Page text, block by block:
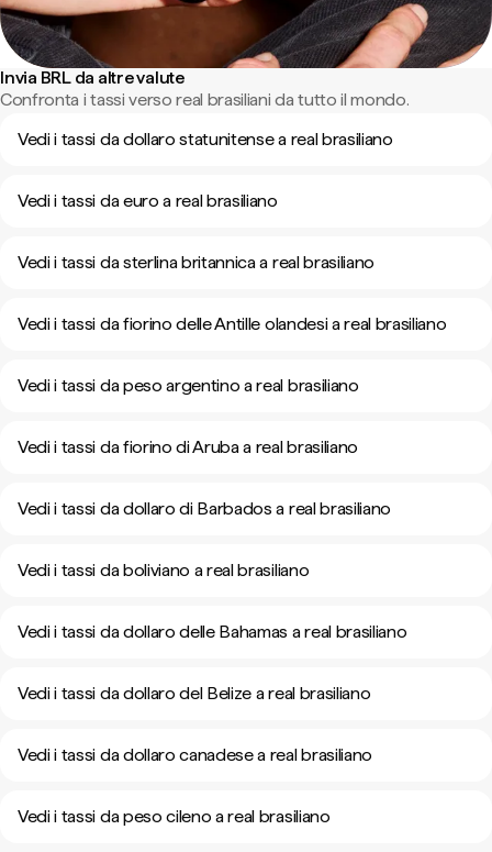
Invia BRL da altre valute
Confronta i tassi verso real brasiliani da tutto il mondo.
Vedi i tassi da dollaro statunitense a real brasiliano
Vedi i tassi da euro a real brasiliano
Vedi i tassi da sterlina britannica a real brasiliano
Vedi i tassi da fiorino delle Antille olandesi a real brasiliano
Vedi i tassi da peso argentino a real brasiliano
Vedi i tassi da fiorino di Aruba a real brasiliano
Vedi i tassi da dollaro di Barbados a real brasiliano
Vedi i tassi da boliviano a real brasiliano
Vedi i tassi da dollaro delle Bahamas a real brasiliano
Vedi i tassi da dollaro del Belize a real brasiliano
Vedi i tassi da dollaro canadese a real brasiliano
Vedi i tassi da peso cileno a real brasiliano